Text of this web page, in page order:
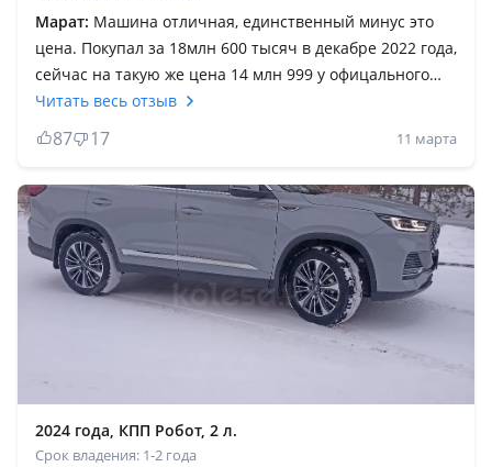
Марат: Машина отличная, единственный минус это
цена. Покупал за 18млн 600 тысяч в декабре 2022 года,
сейчас на такую же цена 14 млн 999 у офицального
диллера. Вследствие чего, покупать такую не
рентабельно. Очень сильно занижают цены, диллер в
оправдание сказал что это якобы у них акция идет не
цены. Но такая акция длится уже 1, 5 года) Корейцы и
Японцы в этом плане держат цены намного лучше.
Так что, для тех кто готов подарить диллерам лишний
кэш и переплачивать можете покупать такую машину.
В плане продажи тоже особого спроса на рынке нет.
Читать весь отзыв
87 17 11 марта
2024 года, КПП Робот, 2 л.
Срок владения: 1-2 года